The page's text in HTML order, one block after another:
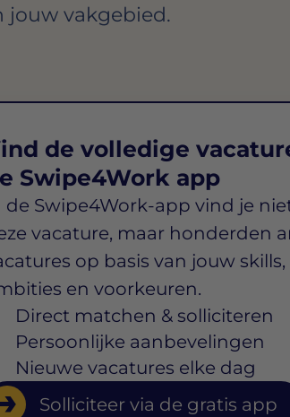
jouw vakgebied.
de volledige
Swipe4Work app
de Swipe4Work-app vind je
vacature, maar honderden
op basis van jouw skills,
en voorkeuren.
Direct matchen & solliciteren
Persoonlijke aanbevelingen
Nieuwe vacatures elke dag
Solliciteer via de gratis app